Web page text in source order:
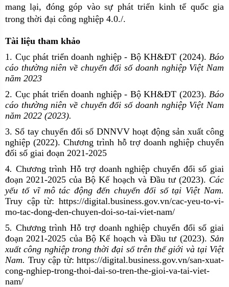
mang lại, đóng góp vào sự phát triển kinh tế quốc gia
trong thời đại công nghiệp 4.0./.
Tài liệu tham khảo
1. Cục phát triển doanh nghiệp - Bộ KH&ĐT (2024). Báo
cáo thường niên về chuyển đổi số doanh nghiệp Việt Nam
năm 2023
2. Cục phát triển doanh nghiệp - Bộ KH&ĐT (2023). Báo
cáo thường niên về chuyển đổi số doanh nghiệp Việt Nam
năm 2022 (2023).
3. Sổ tay chuyển đổi số DNNVV hoạt động sản xuất công
nghiệp (2022). Chương trình hỗ trợ doanh nghiệp chuyển
đối số giai đoạn 2021-2025
4. Chương trình Hỗ trợ doanh nghiệp chuyển đổi số giai
đoạn 2021-2025 của Bộ Kế hoạch và Đầu tư (2023). Các
yếu tố vĩ mô tác động đến chuyển đổi số tại Việt Nam.
Truy cập từ: https://digital.business.gov.vn/cac-yeu-to-vi-
mo-tac-dong-den-chuyen-doi-so-tai-viet-nam/
5. Chương trình Hỗ trợ doanh nghiệp chuyển đổi số giai
đoạn 2021-2025 của Bộ Kế hoạch và Đầu tư (2023). Sản
xuất công nghiệp trong thời đại số trên thế giới và tại Việt
Nam. Truy cập từ: https://digital.business.gov.vn/san-xuat-
cong-nghiep-trong-thoi-dai-so-tren-the-gioi-va-tai-viet-
nam/